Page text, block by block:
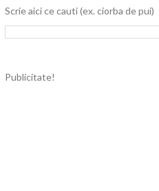
Scrie aici ce cauti (ex. ciorba de pui)
Publicitate!